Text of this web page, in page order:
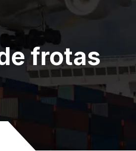
frotas